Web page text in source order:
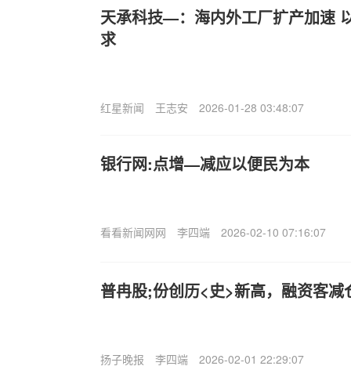
天承科技—：海内外工厂扩产加速
求
红星新闻 王志安 2026-01-28 03:48:07
银行网:点增—减应以便民为本
看看新闻网网 李四端 2026-02-10 07:16:07
普冉股;份创历<史>新高，融资客减
扬子晚报 李四端 2026-02-01 22:29:07